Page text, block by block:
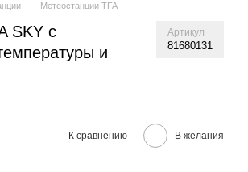
Метеостанции TFA
SKY с
и
Артикул
81680131
К сравнению В желания